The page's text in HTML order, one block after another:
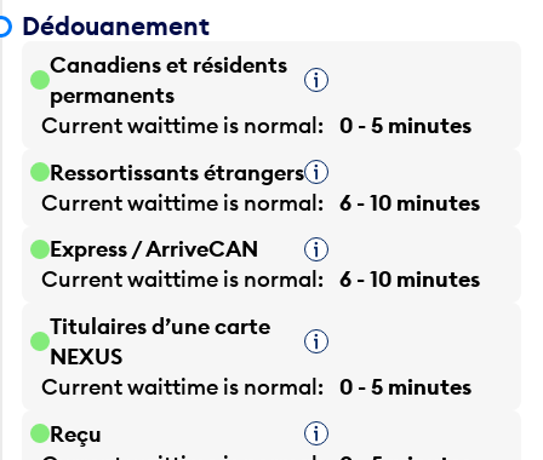
Canadiens et résidents
permanents
Current waittime is
normal
Current waittime isnormal
Current waittime isnormal
NEXUS
Current waittime is
normal
Current waittime is
normal